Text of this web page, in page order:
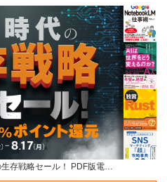
存戦略セール！ PDF版電…